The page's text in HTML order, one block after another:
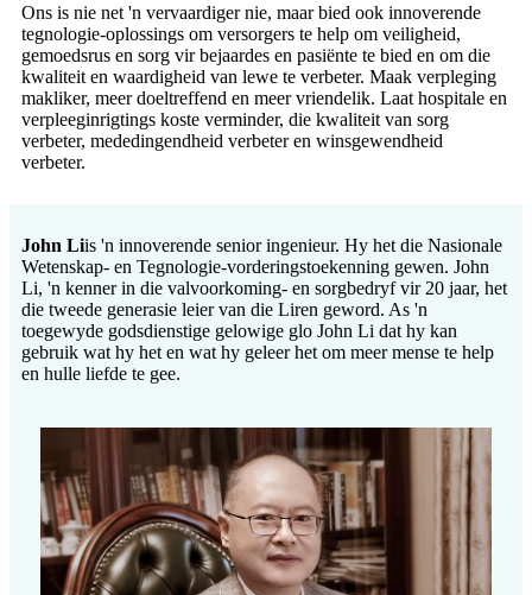
Ons is nie net 'n vervaardiger nie, maar bied ook innoverende
tegnologie-oplossings om versorgers te help om veiligheid,
gemoedsrus en sorg vir bejaardes en pasiënte te bied en om die
kwaliteit en waardigheid van lewe te verbeter. Maak verpleging
makliker, meer doeltreffend en meer vriendelik. Laat hospitale en
verpleeginrigtings koste verminder, die kwaliteit van sorg
verbeter, mededingendheid verbeter en winsgewendheid
verbeter.
John Liis 'n innoverende senior ingenieur. Hy het die Nasionale
Wetenskap- en Tegnologie-vorderingstoekenning gewen. John
Li, 'n kenner in die valvoorkoming- en sorgbedryf vir 20 jaar, het
die tweede generasie leier van die Liren geword. As 'n
toegewyde godsdienstige gelowige glo John Li dat hy kan
gebruik wat hy het en wat hy geleer het om meer mense te help
en hulle liefde te gee.